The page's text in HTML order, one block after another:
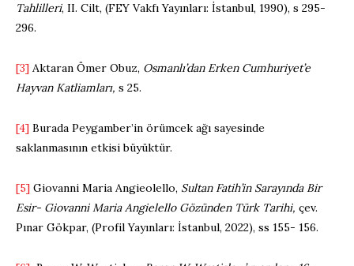
Tahlilleri, II. Cilt, (FEY Vakfı Yayınları: İstanbul, 1990), s 295-
296.
[3] Aktaran Ömer Obuz, Osmanlı’dan Erken Cumhuriyet’e
Hayvan Katliamları, s 25.
[4] Burada Peygamber’in örümcek ağı sayesinde
saklanmasının etkisi büyüktür.
[5] Giovanni Maria Angieolello, Sultan Fatih’in Sarayında Bir
Esir- Giovanni Maria Angielello Gözünden Türk Tarihi, çev.
Pınar Gökpar, (Profil Yayınları: İstanbul, 2022), ss 155- 156.